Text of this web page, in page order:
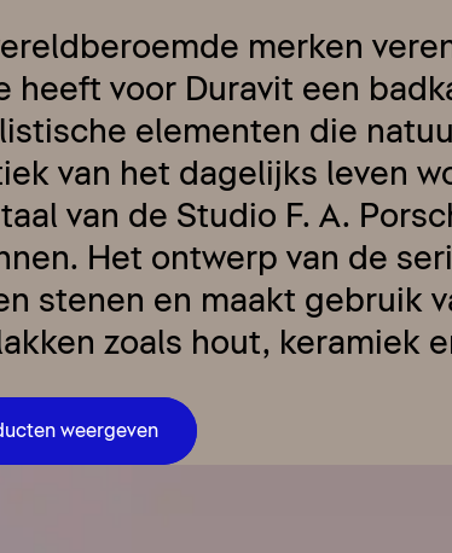
merken
heeft voor Duravit een
elementen die
van het dagelijks leven
van de Studio F. A.
Het ontwerp van de
stenen en maakt gebruik
zoals hout, keramiek
weergeven